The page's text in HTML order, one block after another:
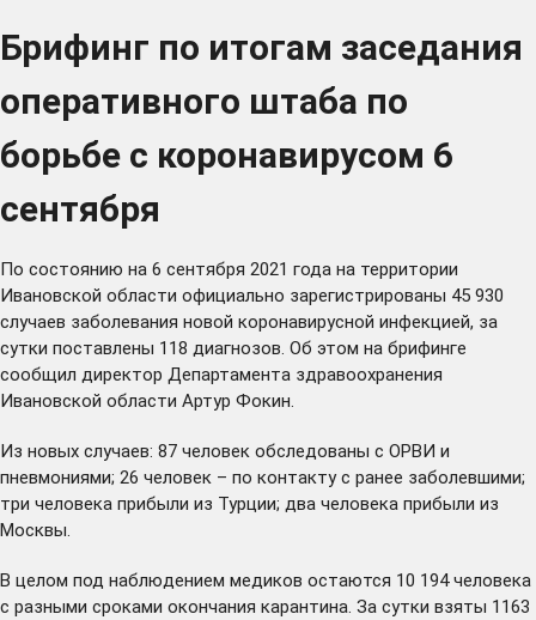
Брифинг по итогам заседания
оперативного штаба по
борьбе с коронавирусом 6
сентября
По состоянию на 6 сентября 2021 года на территории
Ивановской области официально зарегистрированы 45 930
случаев заболевания новой коронавирусной инфекцией, за
сутки поставлены 118 диагнозов. Об этом на брифинге
сообщил директор Департамента здравоохранения
Ивановской области Артур Фокин.
Из новых случаев: 87 человек обследованы с ОРВИ и
пневмониями; 26 человек – по контакту с ранее заболевшими;
три человека прибыли из Турции; два человека прибыли из
Москвы.
В целом под наблюдением медиков остаются 10 194 человека
с разными сроками окончания карантина. За сутки взяты 1163